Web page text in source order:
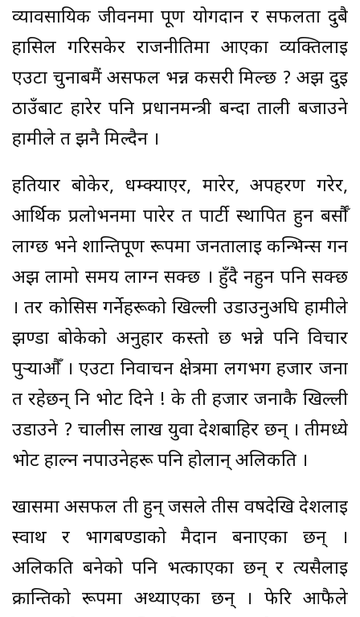
व्यावसायिक जीवनमा पूर्ण योगदान र सफलता दुबै
हासिल गरिसकेर राजनीतिमा आएका व्यक्तिलाई
एउटा चुनाबमैं असफल भन्न कसरी मिल्छ ? अझ दुई
ठाउँबाट हारेर पनि प्रधानमन्त्री बन्दा ताली बजाउने
हामीले त झनै मिल्दैन ।
हतियार बोकेर, धम्क्याएर, मारेर, अपहरण गरेर,
आर्थिक प्रलोभनमा पारेर त पार्टी स्थापित हुन बर्सौँ
लाग्छ भने शान्तिपूर्ण रूपमा जनतालाई कन्भिन्स गर्न
अझ लामो समय लाग्न सक्छ । हुँदै नहुन पनि सक्छ
। तर कोसिस गर्नेहरूको खिल्ली उडाउनुअघि हामीले
झण्डा बोकेको अनुहार कस्तो छ भन्ने पनि विचार
पुऱ्याऔँ । एउटा निर्वाचन क्षेत्रमा लगभग हजार जना
त रहेछन् नि भोट दिने ! के ती हजार जनाकै खिल्ली
उडाउने ? चालीस लाख युवा देशबाहिर छन् । तीमध्ये
भोट हाल्न नपाउनेहरू पनि होलान् अलिकति ।
खासमा असफल ती हुन् जसले तीस वर्षदेखि देशलाई
स्वार्थ र भागबण्डाको मैदान बनाएका छन् ।
अलिकति बनेको पनि भत्काएका छन् र त्यसैलाई
क्रान्तिको रूपमा अर्थ्याएका छन् । फेरि आफैले